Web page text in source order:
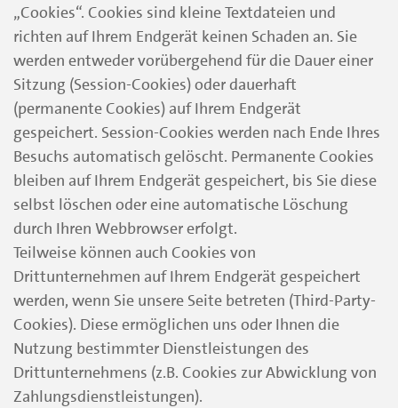
„Cookies“. Cookies sind kleine Textdateien und
richten auf Ihrem Endgerät keinen Schaden an. Sie
werden entweder vorübergehend für die Dauer einer
Sitzung (Session-Cookies) oder dauerhaft
(permanente Cookies) auf Ihrem Endgerät
gespeichert. Session-Cookies werden nach Ende Ihres
Besuchs automatisch gelöscht. Permanente Cookies
bleiben auf Ihrem Endgerät gespeichert, bis Sie diese
selbst löschen oder eine automatische Löschung
durch Ihren Webbrowser erfolgt.
Teilweise können auch Cookies von
Drittunternehmen auf Ihrem Endgerät gespeichert
werden, wenn Sie unsere Seite betreten (Third-Party-
Cookies). Diese ermöglichen uns oder Ihnen die
Nutzung bestimmter Dienstleistungen des
Drittunternehmens (z.B. Cookies zur Abwicklung von
Zahlungsdienstleistungen).